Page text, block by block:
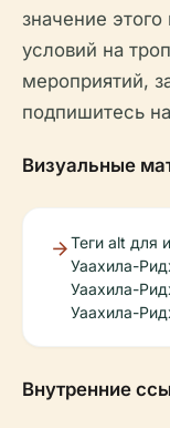
значение
условий на
мероприятий,
подпишитесь
Визуальные
Теги alt для
Уаахила-
Уаахила-
Уаахила-
Внутренние